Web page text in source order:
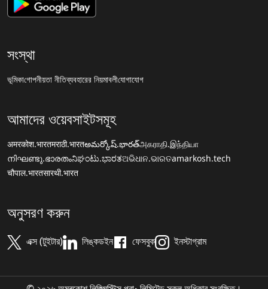
সংস্থা
ভূমিকাগোপনীয়তা নীতিব্যবহারের নিয়মাবলীযোগাযোগ
আমাদের ওয়েবসাইটসমূহ
अमरकोश.भारतमराठी.भारतఅమర్కోష్.భారత్அகராதி.இந்தியா
നിഘണ്ടു.ഭാരതംನಿಘಂಟು.ಭಾರತଅଭିଧାନ.ଭାରତamarkosh.tech
चौपाल.भारतसारथी.भारत
অনুসরণ করুন
এক্স (টুইটার) লিঙ্কডইন ফেসবুক ইনস্টাগ্রাম